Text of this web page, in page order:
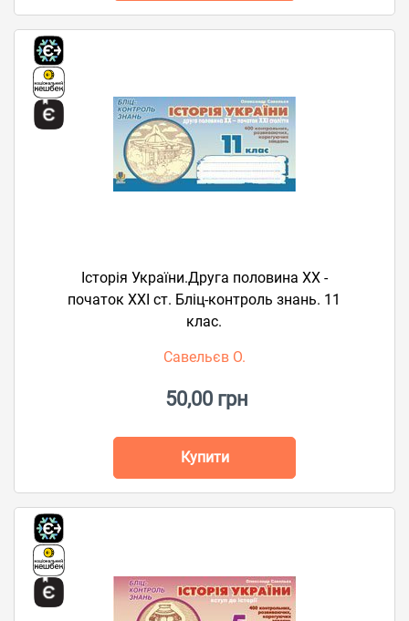
Історія України.Друга половина ХХ -
початок ХХІ ст. Бліц-контроль знань. 11
клас.
Савельєв О.
50,00 грн
Купити